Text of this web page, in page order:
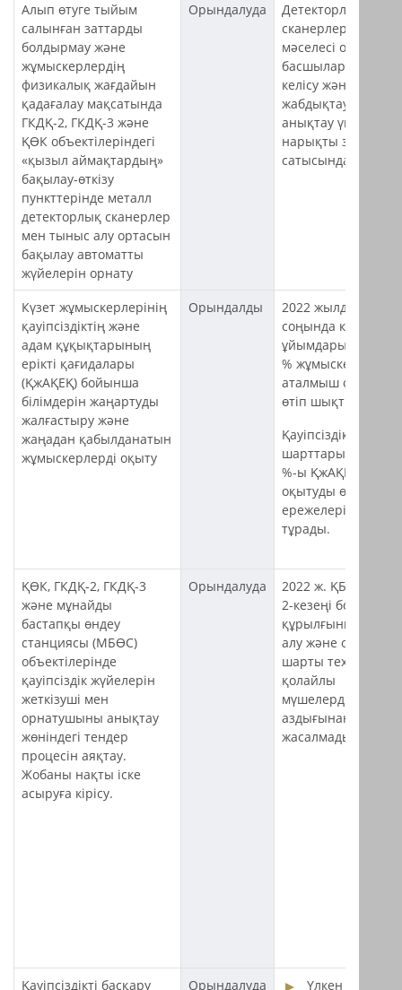
Алып өтуге тыйым
салынған заттарды
болдырмау және
жұмыскерлердің
физикалық жағдайын
қадағалау мақсатында
ГКДҚ-2, ГКДҚ-3 және
ҚӨК объектілеріндегі
«қызыл аймақтардың»
бақылау-өткізу
пункттерінде металл
детекторлық сканерлер
мен тыныс алу ортасын
бақылау автоматты
жүйелерін орнату
Орындалуда
Детекторлар мен
сканерлерді
мәселесі объект
басшыларымен
келісу және
анықтау үшін
нарықты зерттеу
сатысында тұр.
Күзет жұмыскерлерінің
қауіпсіздіктің және
адам құқықтарының
ерікті қағидалары
(ҚжАҚЕҚ) бойынша
білімдерін жаңартуды
жалғастыру және
жаңадан қабылданатын
жұмыскерлерді оқыту
Орындалды
2022 жылдың
соңында күзет
ұйымдарының 100
% жұмыскерлері
аталмыш оқудан
өтіп шықты.
Қауіпсіздікті қамту
шарттарының 100
%-ы ҚжАҚЕҚ
оқытуды өткізу
ережелерінен
тұрады.
ҚӨК, ГКДҚ-2, ГКДҚ-3
және мұнайды
бастапқы өндеу
станциясы (МБӨС)
объектілерінде
қауіпсіздік жүйелерін
жеткізуші мен
орнатушыны анықтау
жөніндегі тендер
процесін аяқтау.
Жобаны нақты іске
асыруға кірісу.
Орындалуда
2022 ж. ҚБЖ
2-кезеңі бойынша
құрылғыны сатып
алу және орнату
шарты техникалық
қолайлы
мүшелердің
аздығынан
жасалмады.
Қауіпсіздікті басқару
Орындалуда
Үлкен Шаған